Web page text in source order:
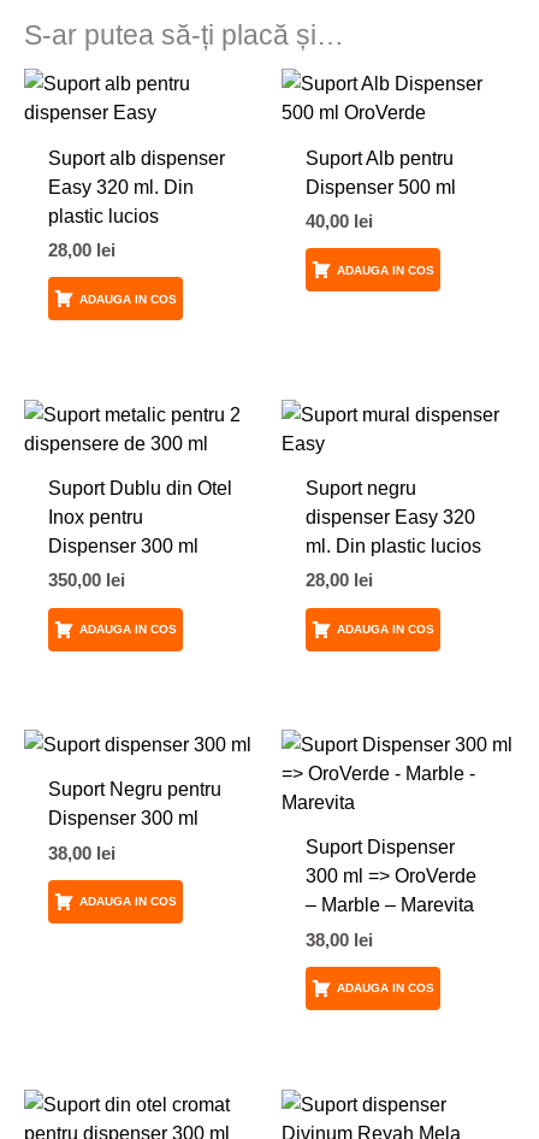
S-ar putea să-ți placă și…
Suport alb dispenser
Easy 320 ml. Din
plastic lucios
28,00 lei
ADAUGA IN COS
Suport Alb pentru
Dispenser 500 ml
40,00 lei
ADAUGA IN COS
Suport Dublu din Otel
Inox pentru
Dispenser 300 ml
350,00 lei
ADAUGA IN COS
Suport negru
dispenser Easy 320
ml. Din plastic lucios
28,00 lei
ADAUGA IN COS
Suport Negru pentru
Dispenser 300 ml
38,00 lei
ADAUGA IN COS
Suport Dispenser
300 ml => OroVerde
– Marble – Marevita
38,00 lei
ADAUGA IN COS